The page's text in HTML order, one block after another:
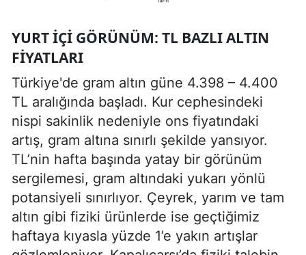
YURT İÇI GÖRÜNÜM: TL BAZLI ALTIN
FIYATLARI
Türkiye'de gram altın güne 4.398 – 4.400
TL aralığında başladı. Kur cephesindeki
nispi sakinlik nedeniyle ons fiyatındaki
artış, gram altına sınırlı şekilde yansıyor.
TL’nin hafta başında yatay bir görünüm
sergilemesi, gram altındaki yukarı yönlü
potansiyeli sınırlıyor. Çeyrek, yarım ve tam
altın gibi fiziki ürünlerde ise geçtiğimiz
haftaya kıyasla yüzde 1’e yakın artışlar